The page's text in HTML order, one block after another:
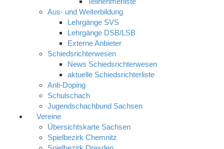
Aus- und Weiterbildung
Lehrgänge SVS
Lehrgänge DSB/LSB
Externe Anbieter
Schiedsrichterwesen
News Schiedsrichterwesen
aktuelle Schiedsrichterliste
Anti-Doping
Schulschach
Jugendschachbund Sachsen
Vereine
Übersichtskarte Sachsen
Spielbezirk Chemnitz